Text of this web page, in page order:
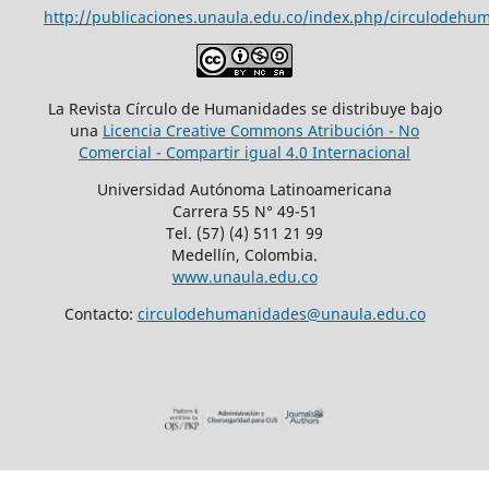
http://publicaciones.unaula.edu.co/index.php/
La Revista Círculo de Humanidades se distribuye bajo
una Licencia Creative Commons Atribución - No
Comercial - Compartir igual 4.0 Internacional
Universidad Autónoma Latinoamericana
Carrera 55 N° 49-51
Tel. (57) (4) 511 21 99
Medellín, Colombia.
www.unaula.edu.co
Contacto: circulodehumanidades@unaula.edu.co